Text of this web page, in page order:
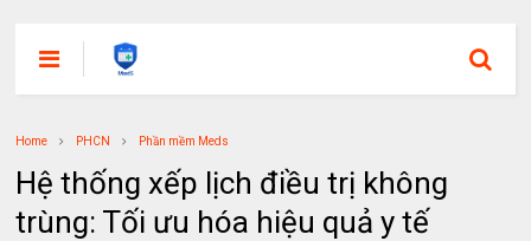
Home PHCN Phần mềm Meds
Hệ thống xếp lịch điều trị không
trùng: Tối ưu hóa hiệu quả y tế